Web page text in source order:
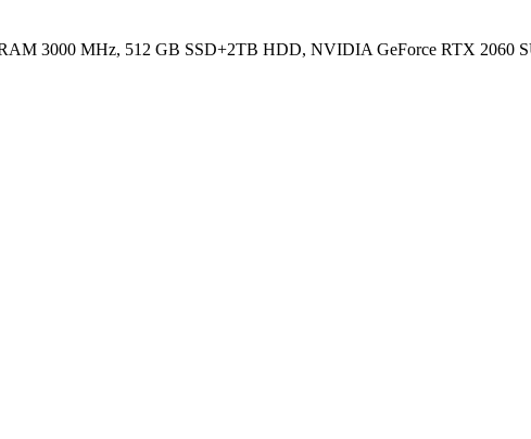
3000 MHz, 512 GB SSD+2TB HDD, NVIDIA GeForce RTX 2060